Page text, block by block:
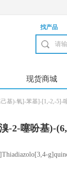
找产品
现货商城
基)-氧]-苯基]-[1,-2,-5]-
-2-噻吩基)-
5]-噻二唑